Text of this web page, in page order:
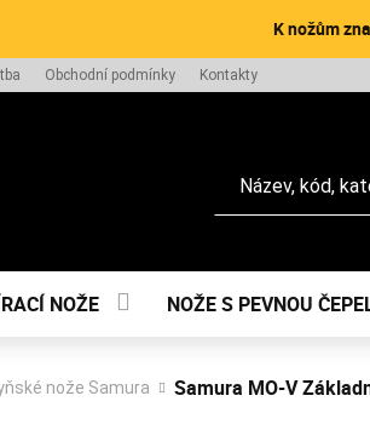
K nožům
Obchodní podmínky Kontakty
NOŽE NOŽE S PEVNOU
nože Samura Samura MO-V